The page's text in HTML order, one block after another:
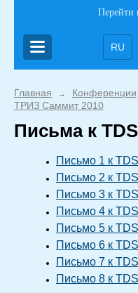
Перейти
RU
Главная → Конференции
ТРИЗ Саммит 2010
Письма к
Письмо 1 к
Письмо 2 к
Письмо 3 к
Письмо 4 к
Письмо 5 к
Письмо 6 к
Письмо 7 к
Письмо 8 к